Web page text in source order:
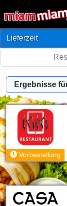
Ergebnisse
Vorbestellung